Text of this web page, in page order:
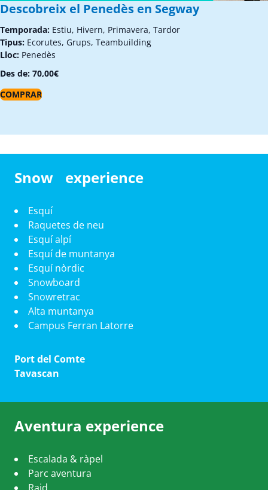
Descobreix el Penedès en Segway
Temporada: Estiu, Hivern, Primavera, Tardor
Tipus: Ecorutes, Grups, Teambuilding
Lloc: Penedès
Des de: 70,00€
COMPRAR
Snow experience
Esquí
Raquetes de neu
Esquí alpí
Esquí de muntanya
Esquí nòrdic
Snowboard
Snowretrac
Alta muntanya
Campus Ferran Latorre
Port del Comte
Tavascan
Aventura experience
Escalada & ràpel
Parc aventura